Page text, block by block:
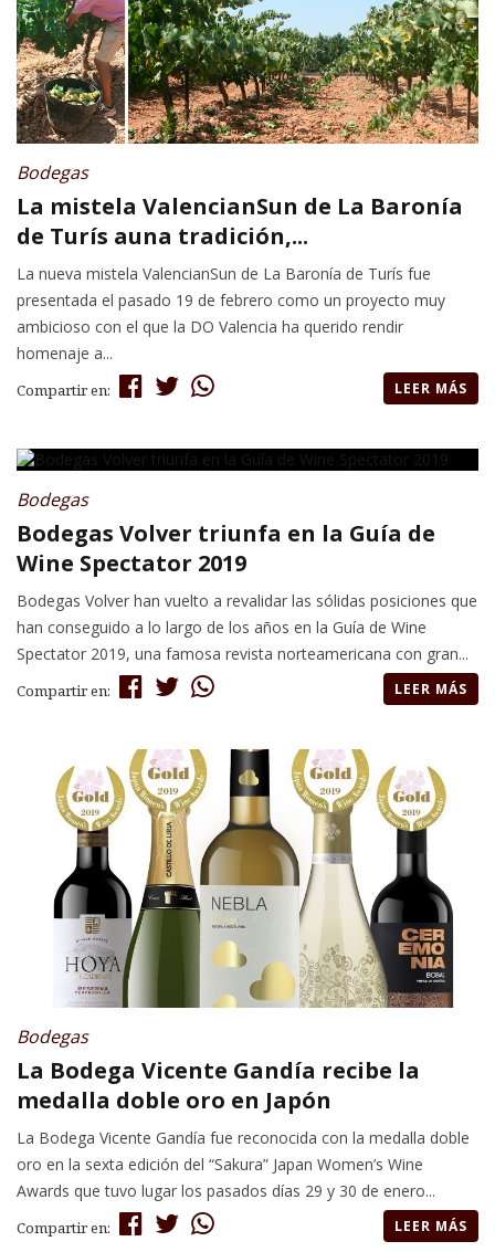
Bodegas
La mistela ValencianSun de La Baronía
de Turís auna tradición,...
La nueva mistela ValencianSun de La Baronía de Turís fue
presentada el pasado 19 de febrero como un proyecto muy
ambicioso con el que la DO Valencia ha querido rendir
homenaje a...
Compartir en: LEER MÁS
Bodegas
Bodegas Volver triunfa en la Guía de
Wine Spectator 2019
Bodegas Volver han vuelto a revalidar las sólidas posiciones que
han conseguido a lo largo de los años en la Guía de Wine
Spectator 2019, una famosa revista norteamericana con gran...
Compartir en: LEER MÁS
Bodegas
La Bodega Vicente Gandía recibe la
medalla doble oro en Japón
La Bodega Vicente Gandía fue reconocida con la medalla doble
oro en la sexta edición del “Sakura” Japan Women’s Wine
Awards que tuvo lugar los pasados días 29 y 30 de enero...
Compartir en: LEER MÁS